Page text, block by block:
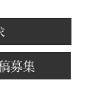
募集